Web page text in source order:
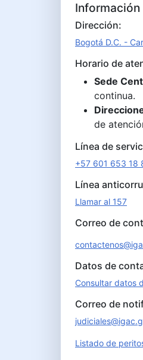
Dirección:
Bogotá D.C. -
Horario de
Sede
continua.
de
Línea de
+57 601 653 18
Línea
Llamar al 157
Correo de
Datos de
Consultar datos
Correo de
Listado de